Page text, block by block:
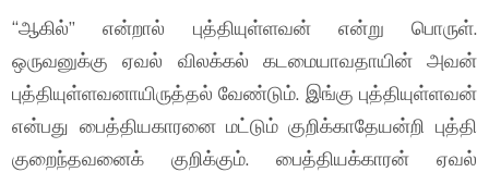
“ஆகில்” என்றால் புத்தியுள்ளவன் என்று பொருள்.
ஒருவனுக்கு ஏவல் விலக்கல் கடமையாவதாயின் அவன்
புத்தியுள்ளவனாயிருத்தல் வேண்டும். இங்கு புத்தியுள்ளவன்
என்பது பைத்தியகாரனை மட்டும் குறிக்காதேயன்றி புத்தி
குறைந்தவனைக் குறிக்கும். பைத்தியக்காரன் ஏவல்